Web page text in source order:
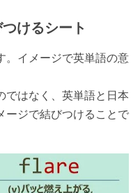
けるシート
。イメージで英単語の意
ではなく、英単語と日本
ージで結びつけることで